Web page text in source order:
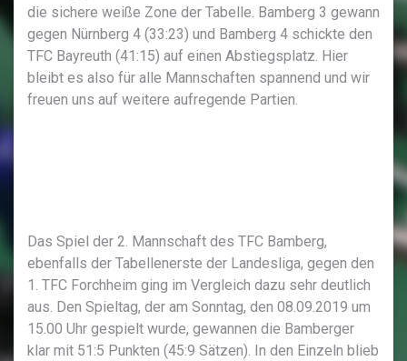
die sichere weiße Zone der Tabelle. Bamberg 3 gewann
gegen Nürnberg 4 (33:23) und Bamberg 4 schickte den
TFC Bayreuth (41:15) auf einen Abstiegsplatz. Hier
bleibt es also für alle Mannschaften spannend und wir
freuen uns auf weitere aufregende Partien.
Das Spiel der 2. Mannschaft des TFC Bamberg,
ebenfalls der Tabellenerste der Landesliga, gegen den
1. TFC Forchheim ging im Vergleich dazu sehr deutlich
aus. Den Spieltag, der am Sonntag, den 08.09.2019 um
15.00 Uhr gespielt wurde, gewannen die Bamberger
klar mit 51:5 Punkten (45:9 Sätzen). In den Einzeln blieb